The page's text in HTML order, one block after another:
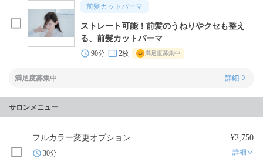
前髪カットパーマ
ストレート可能！前髪のうねりやクセも整え
る、前髪カットパーマ
90分 2枚 満足度募集中
満足度募集中 詳細
サロンメニュー
フルカラー変更オプション ¥2,750
30分 詳細